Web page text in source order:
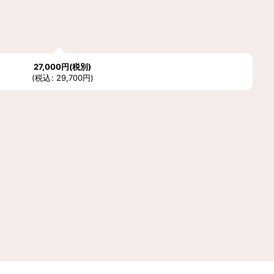
27,000円(税別)
(税込: 29,700円)